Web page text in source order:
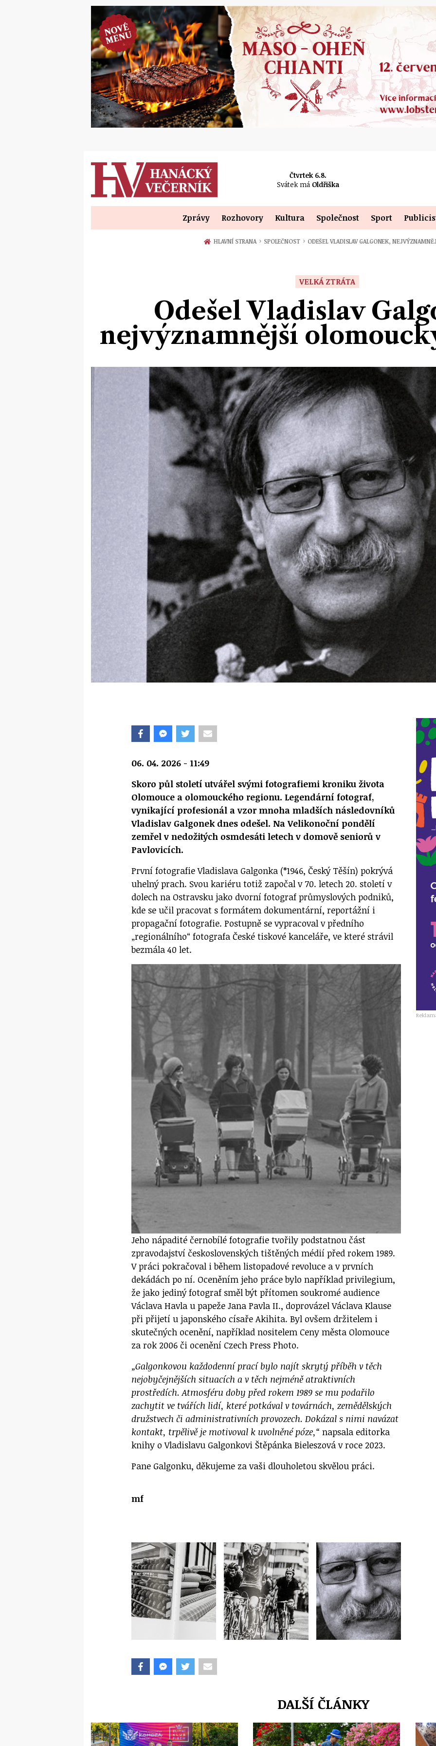
Čtvrtek 6.8.
Svátek má Oldřiška
Zprávy Rozhovory Kultura Společnost Sport
HLAVNÍ STRANA › SPOLEČNOST › ODEŠEL VLADISLAV GALGONEK,
VELKÁ ZTRÁTA
Odešel Vladislav
nejvýznamnější
06. 04. 2026 - 11:49
Skoro půl století utvářel svými fotografiemi kroniku života
Olomouce a olomouckého regionu. Legendární fotograf,
vynikající profesionál a vzor mnoha mladších následovníků
Vladislav Galgonek dnes odešel. Na Velikonoční pondělí
zemřel v nedožitých osmdesáti letech v domově seniorů v
Pavlovicích.
První fotografie Vladislava Galgonka (*1946, Český Těšín) pokrývá
uhelný prach. Svou kariéru totiž započal v 70. letech 20. století v
dolech na Ostravsku jako dvorní fotograf průmyslových podniků,
kde se učil pracovat s formátem dokumentární, reportážní i
propagační fotografie. Postupně se vypracoval v předního
„regionálního“ fotografa České tiskové kanceláře, ve které strávil
bezmála 40 let.
Jeho nápadité černobílé fotografie tvořily podstatnou část
zpravodajství československých tištěných médií před rokem 1989.
V práci pokračoval i během listopadové revoluce a v prvních
dekádách po ní. Oceněním jeho práce bylo například privilegium,
že jako jediný fotograf směl být přítomen soukromé audience
Václava Havla u papeže Jana Pavla II., doprovázel Václava Klause
při přijetí u japonského císaře Akihita. Byl ovšem držitelem i
skutečných ocenění, například nositelem Ceny města Olomouce
za rok 2006 či ocenění Czech Press Photo.
„Galgonkovou každodenní prací bylo najít skrytý příběh v těch
nejobyčejnějších situacích a v těch nejméně atraktivních
prostředích. Atmosféru doby před rokem 1989 se mu podařilo
zachytit ve tvářích lidí, které potkával v továrnách, zemědělských
družstvech či administrativních provozech. Dokázal s nimi navázat
kontakt, trpělivě je motivoval k uvolněné póze,“ napsala editorka
knihy o Vladislavu Galgonkovi Štěpánka Bieleszová v roce 2023.
Pane Galgonku, děkujeme za vaši dlouholetou skvělou práci.
mf
DALŠÍ ČLÁNKY